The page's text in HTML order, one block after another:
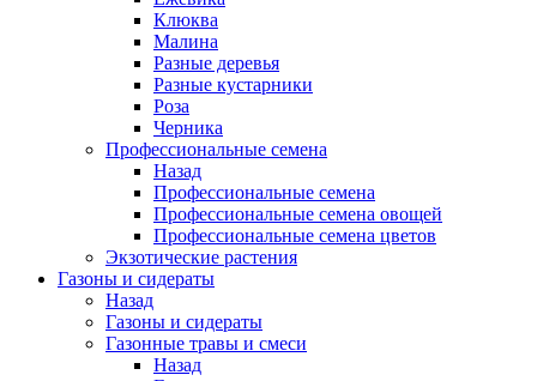
Клюква
Малина
Разные деревья
Разные кустарники
Роза
Черника
Профессиональные семена
Назад
Профессиональные семена
Профессиональные семена овощей
Профессиональные семена цветов
Экзотические растения
Газоны и сидераты
Назад
Газоны и сидераты
Газонные травы и смеси
Назад